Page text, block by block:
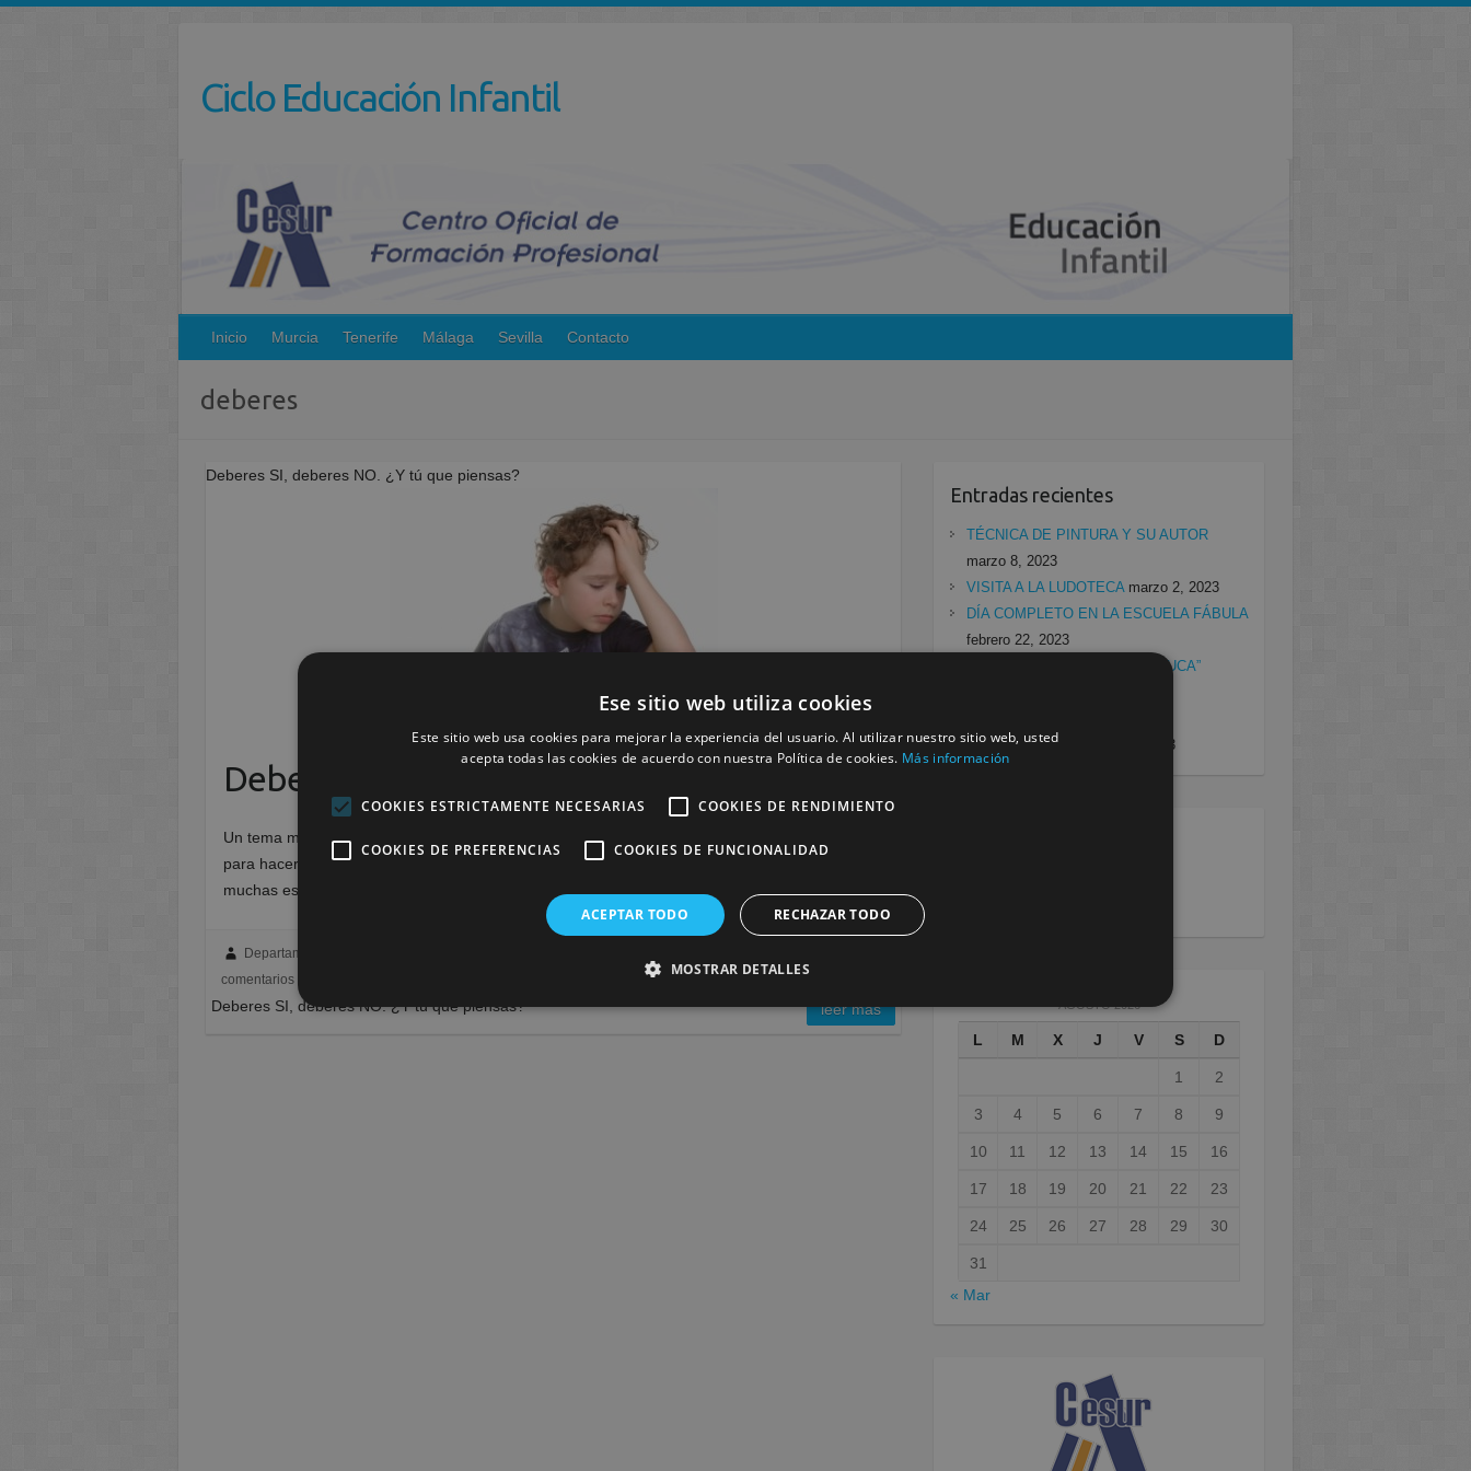
Ciclo Educación Infantil
Inicio Murcia Tenerife Málaga Sevilla Contacto
deberes
Deberes SI, deberes NO. ¿Y tú que piensas?
Deberes SI, deberes NO. ¿Y tú que piensas?
Un tema muy escuchado últimamente es la necesidad o no de mandar deberes a los niños/as
para hacer en casa. Recientemente se publicó un artículo sobre este tema, las familias de
muchas escuelas apoyan la regulación de tareas para casa. Debido…
Departamento de Educación Infantil - CESUR
comentarios
Deberes SI, deberes NO. ¿Y tú que piensas? leer más
Entradas recientes
TÉCNICA DE PINTURA Y SU AUTOR
marzo 8, 2023
VISITA A LA LUDOTECA marzo 2, 2023
DÍA COMPLETO EN LA ESCUELA FÁBULA
febrero 22, 2023
VISITA ESCUELA INFANTIL “CUCA”
EDUCACIONAL
febrero 15, 2023
AGOSTO 2026
L M X J V S D
1 2
3 4 5 6 7 8 9
10 11 12 13 14 15 16
17 18 19 20 21 22 23
24 25 26 27 28 29 30
31
« Mar
Ese sitio web utiliza cookies
Este sitio web usa cookies para mejorar la experiencia del usuario. Al utilizar nuestro sitio web, usted
acepta todas las cookies de acuerdo con nuestra Política de cookies. Más información
COOKIES ESTRICTAMENTE NECESARIAS COOKIES DE RENDIMIENTO
COOKIES DE PREFERENCIAS COOKIES DE FUNCIONALIDAD
ACEPTAR TODO RECHAZAR TODO
MOSTRAR DETALLES